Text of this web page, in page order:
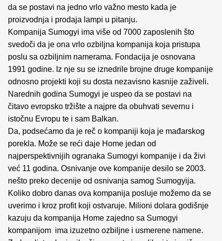
da se postavi na jedno vrlo važno mesto kada je
proizvodnja i prodaja lampi u pitanju.
Kompanija Sumogyi ima više od 7000 zaposlenih što
svedoči da je ona vrlo ozbiljna kompanija koja pristupa
poslu sa ozbiljnim namerama. Fondacija je osnovana
1991 godine. Iz nje su se iznedrile brojne druge kompanije
odnosno projekti koji su dosta nezavisno kasnije zaživeli.
Narednih godina Sumogyi je uspeo da se postavi na
čitavo evropsko tržište a najpre da obuhvati severnu i
istočnu Evropu te i sam Balkan.
Da, podsećamo da je reč o kompaniji koja je mađarskog
porekla. Može se reći daje Home jedan od
najperspektivnijih ogranaka Sumogyi kompanije i da živi
već 11 godina. Osnivanje ove kompanije desilo se 2003.
nešto preko decenije od osnivanja samog Sumogyija.
Koliko dobro danas ova kompanija posluje možemo da se
uverimo i kroz profit koji ostvaruje. Milioni dolara godišnje
kazuju da kompanija Home zajedno sa Sumogyi
kompanijom ima izuzetno ozbiljne i usmerene namene.